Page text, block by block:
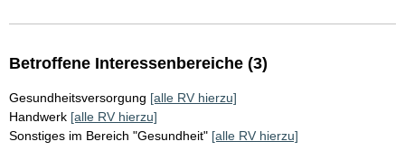
Betroffene Interessenbereiche (3)
Gesundheitsversorgung [alle RV hierzu]
Handwerk [alle RV hierzu]
Sonstiges im Bereich "Gesundheit" [alle RV hierzu]